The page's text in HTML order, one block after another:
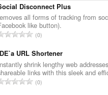
Disconnect Plus
all forms of tracking from
like button).
T
n
g
s
ố
0
URL Shortener
shrink lengthy web
links with this sleek and
T0